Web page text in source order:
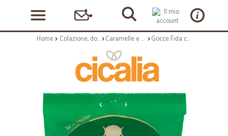
Home Colazione, dolciumi e snack Caramelle e chewing gum Gocce Fida caramelle le ripiene Pino 175 gr.